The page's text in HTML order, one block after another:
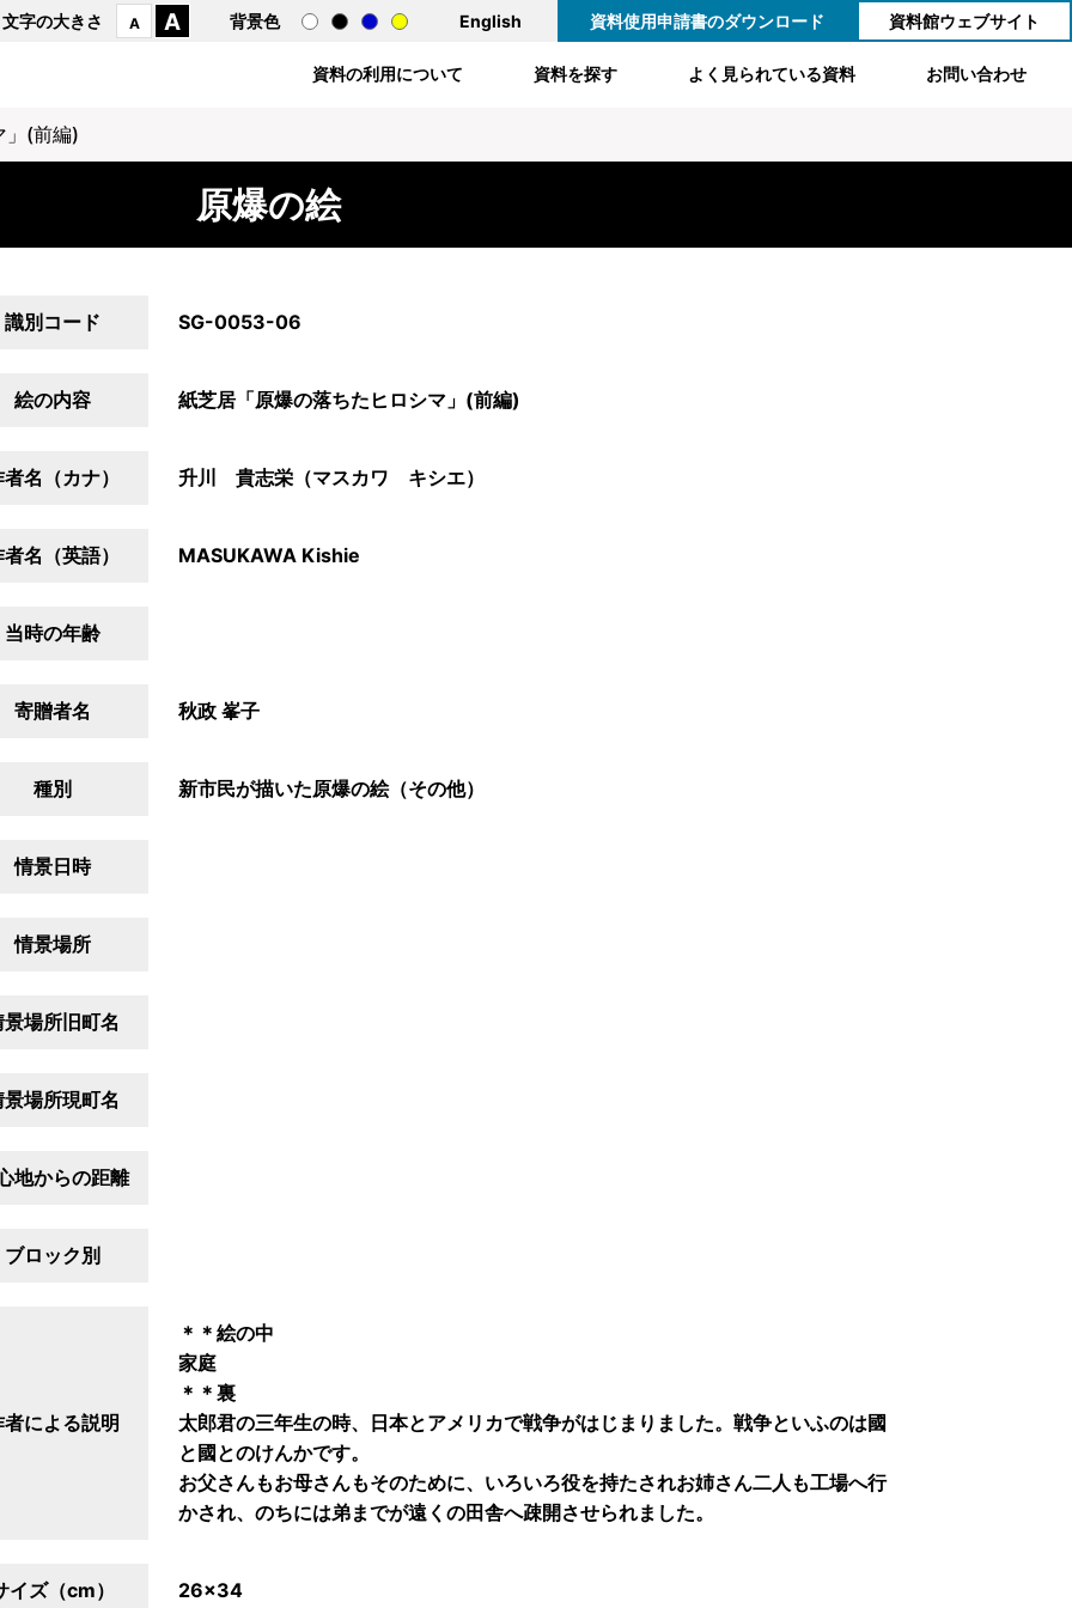
文字の大きさ A A 背景色 English 資料使用申請書のダウンロード 資料館ウェブサイト
資料の利用について 資料を探す よく見られている資料 お問い合わせ
」(前編)
原爆の絵
識別コード SG-0053-06
絵の内容 紙芝居「原爆の落ちたヒロシマ」(前編)
名（カナ） 升川 貴志栄（マスカワ キシエ）
名（英語） MASUKAWA Kishie
当時の年齢
寄贈者名 秋政 峯子
種別 新市民が描いた原爆の絵（その他）
情景日時
情景場所
景場所旧町名
景場所現町名
地からの距離
ブロック別
者による説明
＊＊絵の中
家庭
＊＊裏
太郎君の三年生の時、日本とアメリカで戦争がはじまりました。戦争といふのは國
と國とのけんかです。
お父さんもお母さんもそのために、いろいろ役を持たされお姉さん二人も工場へ行
かされ、のちには弟までが遠くの田舎へ疎開させられました。
イズ（cm） 26×34